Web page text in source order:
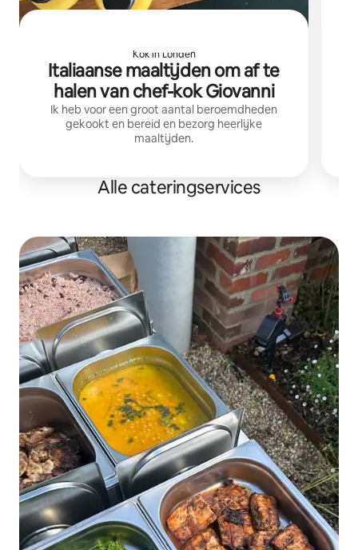
Kok in Londen
Italiaanse maaltijden om af te
halen van chef-kok Giovanni
Ik heb voor een groot aantal beroemdheden
gekookt en bereid en bezorg heerlijke
maaltijden.
Alle cateringservices